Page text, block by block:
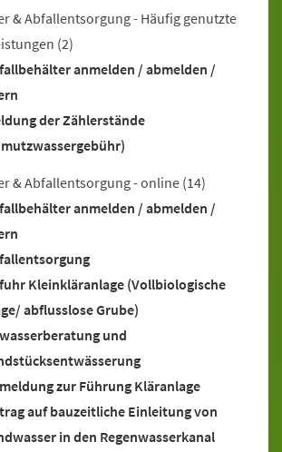
& Abfallentsorgung - Häufig genutzte
(2)
anmelden / abmelden /
der Zählerstände
& Abfallentsorgung - online (14)
anmelden / abmelden /
Kleinkläranlage (Vollbiologische
abflusslose Grube)
und
zur Führung Kläranlage
auf bauzeitliche Einleitung von
in den Regenwasserkanal